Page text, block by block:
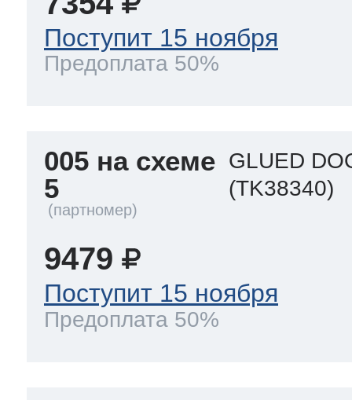
Поступит 15 ноября
Предоплата 50%
005 на схеме
5
GLUED
(TK38340)
9479
Поступит 15 ноября
Предоплата 50%